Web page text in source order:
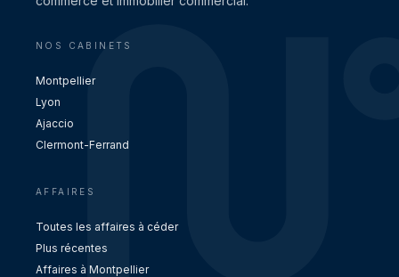
NOS CABINETS
Montpellier
Lyon
Ajaccio
Clermont-Ferrand
AFFAIRES
Toutes les affaires à céder
Plus récentes
Affaires à Montpellier